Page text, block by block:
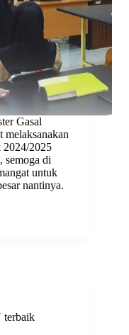
Gasal
melaksanakan
2024/2025
semoga di
untuk
nantinya.
terbaik